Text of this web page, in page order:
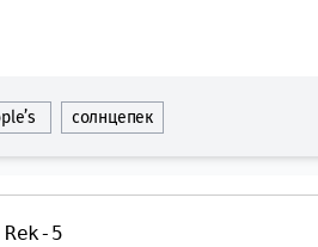
солнцепек
Rek-5